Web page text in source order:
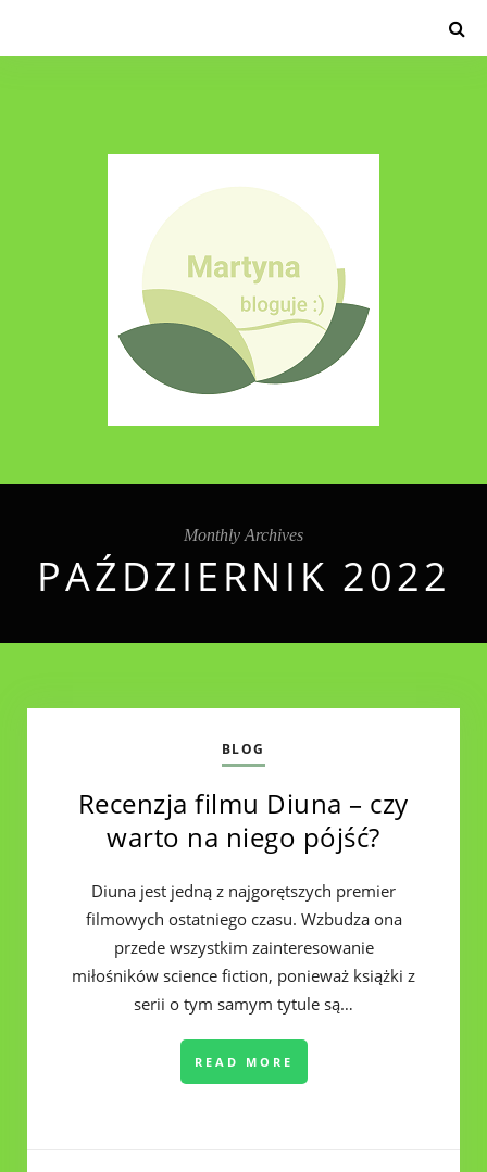
Monthly Archives
PAŹDZIERNIK 2022
BLOG
Recenzja filmu Diuna – czy
warto na niego pójść?
Diuna jest jedną z najgorętszych premier
filmowych ostatniego czasu. Wzbudza ona
przede wszystkim zainteresowanie
miłośników science fiction, ponieważ książki z
serii o tym samym tytule są…
READ MORE